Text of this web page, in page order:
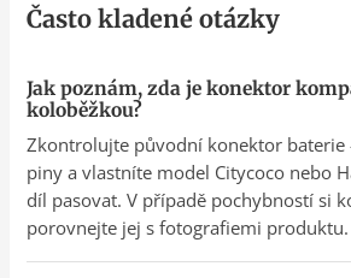
Často kladené otázky
Jak poznám, zda je konektor
koloběžkou?
Zkontrolujte původní konektor
piny a vlastníte model Citycoco nebo
díl pasovat. V případě pochybností si
porovnejte jej s fotografiemi produktu.